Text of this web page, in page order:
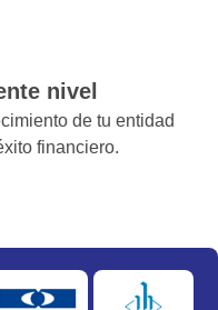
nivel
de tu entidad
financiero.